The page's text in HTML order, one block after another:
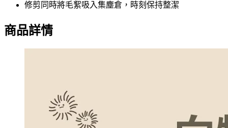
修剪同時將毛絮吸入集塵倉，時刻保持整潔
商品詳情